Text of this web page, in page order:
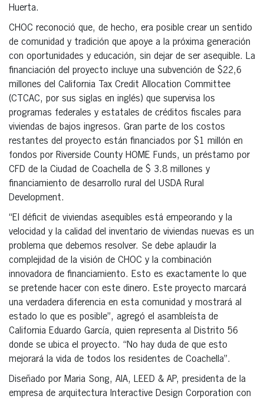
Huerta.
CHOC reconoció que, de hecho, era posible crear un sentido
de comunidad y tradición que apoye a la próxima generación
con oportunidades y educación, sin dejar de ser asequible. La
financiación del proyecto incluye una subvención de $22,6
millones del California Tax Credit Allocation Committee
(CTCAC, por sus siglas en inglés) que supervisa los
programas federales y estatales de créditos fiscales para
viviendas de bajos ingresos. Gran parte de los costos
restantes del proyecto están financiados por $1 millón en
fondos por Riverside County HOME Funds, un préstamo por
CFD de la Ciudad de Coachella de $ 3.8 millones y
financiamiento de desarrollo rural del USDA Rural
Development.
“El déficit de viviendas asequibles está empeorando y la
velocidad y la calidad del inventario de viviendas nuevas es un
problema que debemos resolver. Se debe aplaudir la
complejidad de la visión de CHOC y la combinación
innovadora de financiamiento. Esto es exactamente lo que
se pretende hacer con este dinero. Este proyecto marcará
una verdadera diferencia en esta comunidad y mostrará al
estado lo que es posible”, agregó el asambleísta de
California Eduardo García, quien representa al Distrito 56
donde se ubica el proyecto. “No hay duda de que esto
mejorará la vida de todos los residentes de Coachella”.
Diseñado por Maria Song, AIA, LEED & AP, presidenta de la
empresa de arquitectura Interactive Design Corporation con